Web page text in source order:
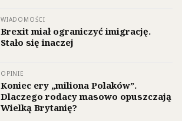
WIADOMOŚCI
Brexit miał ograniczyć imigrację.
Stało się inaczej
OPINIE
Koniec ery „miliona Polaków”.
Dlaczego rodacy masowo opuszczają
Wielką Brytanię?